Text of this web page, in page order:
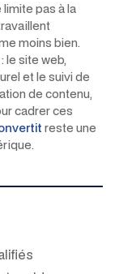
pas à la
moins bien.
le site web,
et le suivi de
de contenu,
cadrer ces
reste une